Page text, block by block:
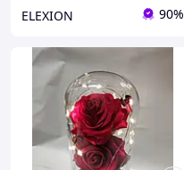
ELEXION 90%